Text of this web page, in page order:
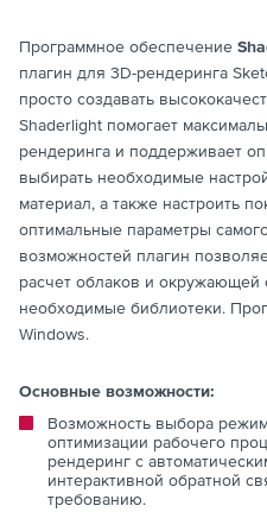
Программное обеспечение
плагин для 3D-рендеринга
просто создавать
Shaderlight помогает
рендеринга и поддерживает
выбирать необходимые
материал, а также настроить
оптимальные параметры
возможностей плагин
расчет облаков и окружающей
необходимые библиотеки.
Windows.
Основные возможности:
Возможность выбора
оптимизации рабочего
рендеринг с
интерактивной обратной
требованию.